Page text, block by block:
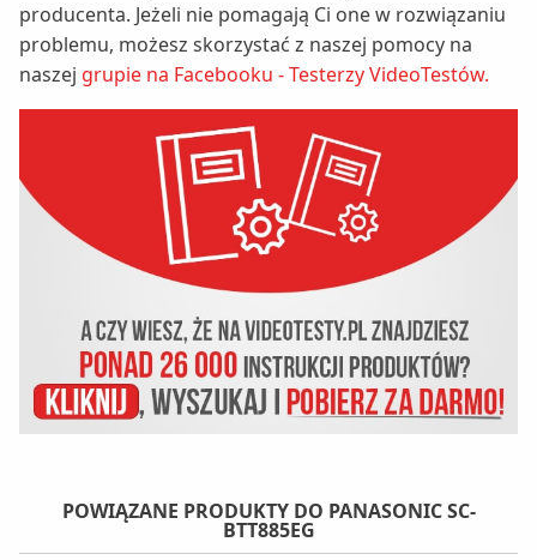
producenta. Jeżeli nie pomagają Ci one w rozwiązaniu
problemu, możesz skorzystać z naszej pomocy na
naszej grupie na Facebooku - Testerzy VideoTestów.
POWIĄZANE PRODUKTY DO PANASONIC SC-
BTT885EG